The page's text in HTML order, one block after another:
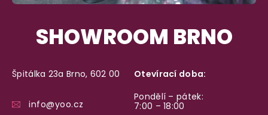
SHOWROOM BRNO
Špitálka 23a Brno, 602 00
info@yoo.cz
Otevírací doba:
Pondělí – pátek:
7:00 – 18:00